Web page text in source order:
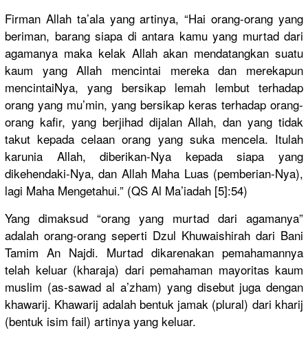
Firman Allah ta’ala yang artinya, “Hai orang-orang yang
beriman, barang siapa di antara kamu yang murtad dari
agamanya maka kelak Allah akan mendatangkan suatu
kaum yang Allah mencintai mereka dan merekapun
mencintaiNya, yang bersikap lemah lembut terhadap
orang yang mu’min, yang bersikap keras terhadap orang-
orang kafir, yang berjihad dijalan Allah, dan yang tidak
takut kepada celaan orang yang suka mencela. Itulah
karunia Allah, diberikan-Nya kepada siapa yang
dikehendaki-Nya, dan Allah Maha Luas (pemberian-Nya),
lagi Maha Mengetahui.” (QS Al Ma’iadah [5]:54)
Yang dimaksud “orang yang murtad dari agamanya”
adalah orang-orang seperti Dzul Khuwaishirah dari Bani
Tamim An Najdi. Murtad dikarenakan pemahamannya
telah keluar (kharaja) dari pemahaman mayoritas kaum
muslim (as-sawad al a’zham) yang disebut juga dengan
khawarij. Khawarij adalah bentuk jamak (plural) dari kharij
(bentuk isim fail) artinya yang keluar.